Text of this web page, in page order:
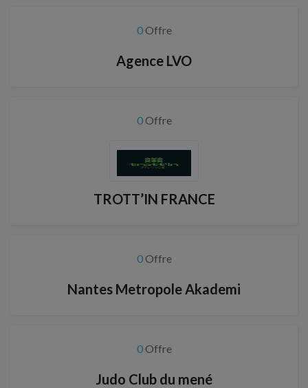
0Offre
Agence LVO
0Offre
TROTT’IN FRANCE
0Offre
Nantes Metropole Akademi
0Offre
Judo Club du mené